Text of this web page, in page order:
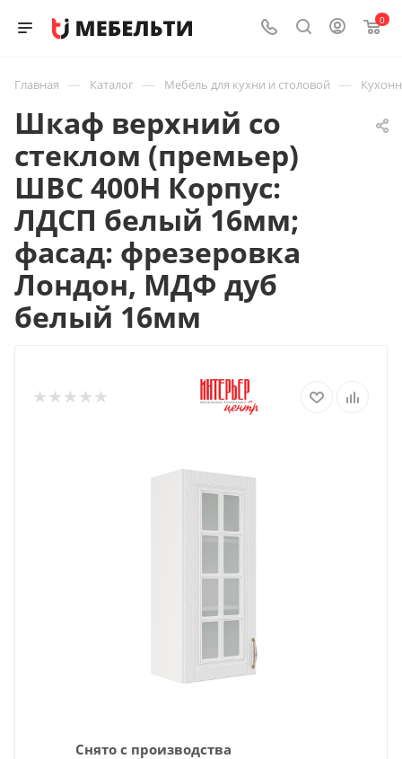
0
Главная — Каталог — Мебель для кухни и столовой —
Шкаф верхний со
стеклом (премьер)
ШВС 400Н Корпус:
ЛДСП белый 16мм;
фасад: фрезеровка
Лондон, МДФ дуб
белый 16мм
Снято с производства